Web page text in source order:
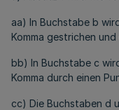
aa) In Buchstabe b
Komma gestrichen
bb) In Buchstabe c
Komma durch einen
cc) Die Buchstaben d